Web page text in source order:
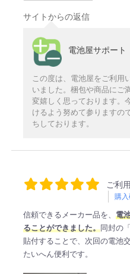
サイトからの返信
電池屋サポート
この度は、電池屋をご利用
いました。梱包や商品にご
変嬉しく思っております。
けるよう努めて参りますの
ちしております。
ご利
購
信頼できるメーカー品を、 電
ることができました。同封の
貼付することで、次回の電池
たいへん便利です。